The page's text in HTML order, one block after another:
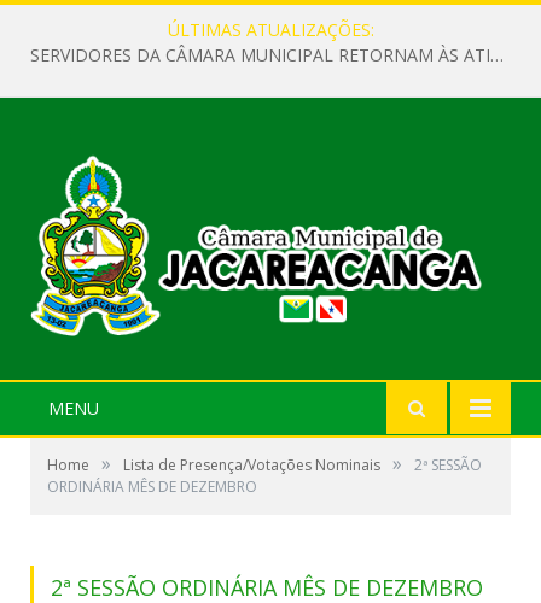
ÚLTIMAS ATUALIZAÇÕES:
SERVIDORES DA CÂMARA MUNICIPAL RETORNAM ÀS ATIVIDADES APÓS O RECESSO PARLAMENTAR
MENU
Home » Lista de Presença/Votações Nominais »
2ª SESSÃO
ORDINÁRIA MÊS DE DEZEMBRO
2ª SESSÃO ORDINÁRIA MÊS DE DEZEMBRO